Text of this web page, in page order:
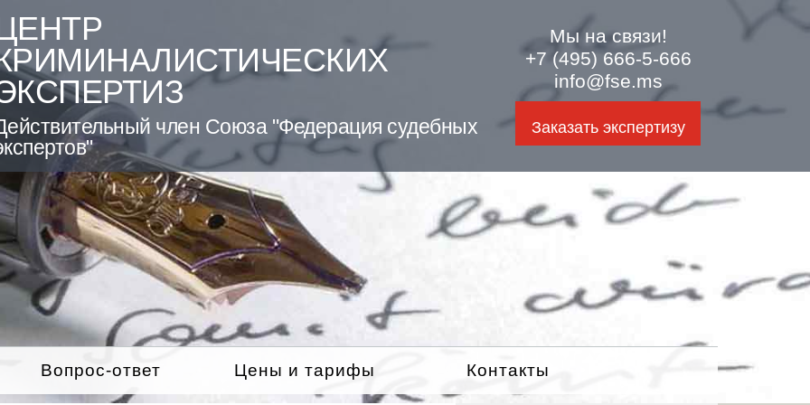
член Союза "Федерация судебных
Мы на связи!
+7 (495) 666-5-666
info@fse.ms
Заказать экспертизу
Вопрос-ответ Цены и тарифы Контакты